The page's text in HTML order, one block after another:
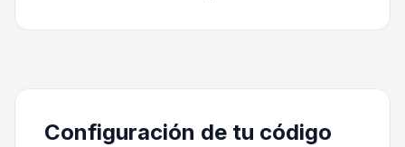
Configuración de tu código